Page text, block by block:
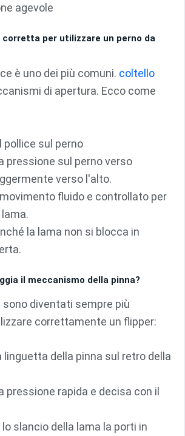
agevole
corretta per utilizzare un perno da
è uno dei più comuni. coltello
di apertura. Ecco come
pollice sul perno
pressione sul perno verso
verso l'alto.
fluido e controllato per
la lama non si blocca in
il meccanismo della pinna?
sono diventati sempre più
correttamente un flipper:
linguetta della pinna sul retro della
pressione rapida e decisa con il
slancio della lama la porti in